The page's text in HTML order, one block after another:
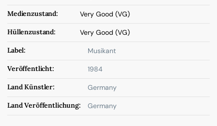
Medienzustand: Very Good (VG)
Hüllenzustand: Very Good (VG)
Label: Musikant
Veröffentlicht: 1984
Land Künstler: Germany
Land Veröffentlichung: Germany